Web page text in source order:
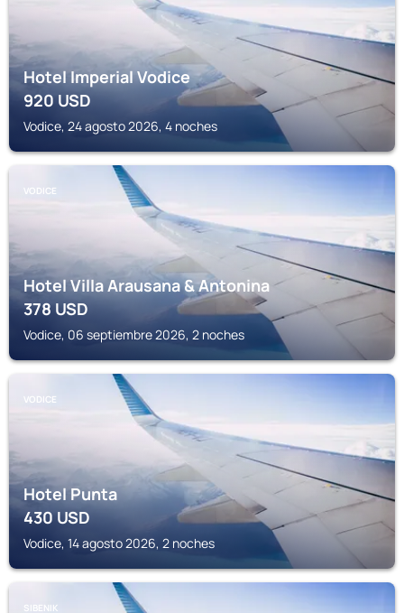
Hotel Imperial Vodice
920USD
Vodice, 24 agosto 2026, 4 noches
VODICE
Hotel Villa Arausana & Antonina
378USD
Vodice, 06 septiembre 2026, 2 noches
VODICE
Hotel Punta
430USD
Vodice, 14 agosto 2026, 2 noches
SIBENIK